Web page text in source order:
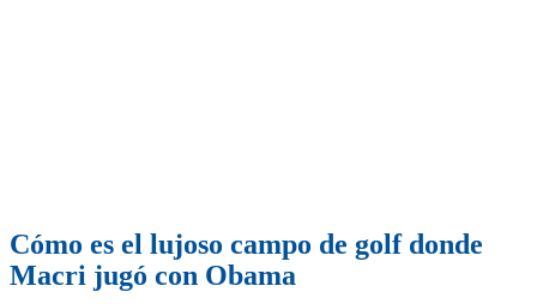
Cómo es el lujoso campo de golf donde
Macri jugó con Obama